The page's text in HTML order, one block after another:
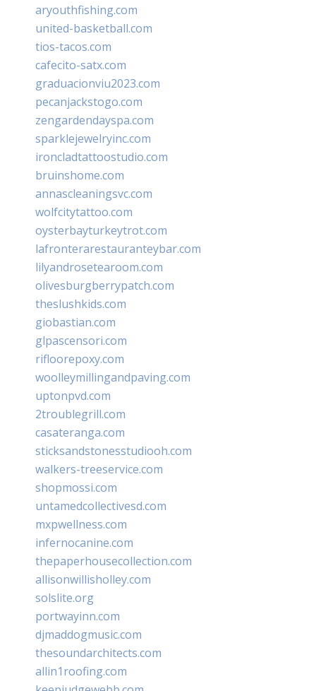
aryouthfishing.com
united-basketball.com
tios-tacos.com
cafecito-satx.com
graduacionviu2023.com
pecanjackstogo.com
zengardendayspa.com
sparklejewelryinc.com
ironcladtattoostudio.com
bruinshome.com
annascleaningsvc.com
wolfcitytattoo.com
oysterbayturkeytrot.com
lafronterarestauranteybar.com
lilyandrosetearoom.com
olivesburgberrypatch.com
theslushkids.com
giobastian.com
glpascensori.com
rifloorepoxy.com
woolleymillingandpaving.com
uptonpvd.com
2troublegrill.com
casateranga.com
sticksandstonesstudiooh.com
walkers-treeservice.com
shopmossi.com
untamedcollectivesd.com
mxpwellness.com
infernocanine.com
thepaperhousecollection.com
allisonwillisholley.com
solslite.org
portwayinn.com
djmaddogmusic.com
thesoundarchitects.com
allin1roofing.com